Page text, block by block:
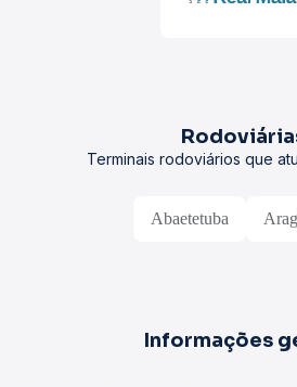
Terminais rodoviários que
Abaetetuba
Informações